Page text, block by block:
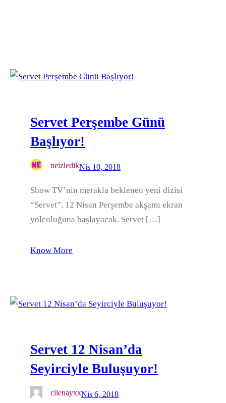
Servet Perşembe Günü
Başlıyor!
neizledikNis 10, 2018
Show TV’nin merakla beklenen yeni dizisi
“Servet”, 12 Nisan Perşembe akşamı ekran
yolculuğuna başlayacak. Servet […]
Know More
Servet 12 Nisan’da
Seyirciyle Buluşuyor!
cilenayxxNis 6, 2018